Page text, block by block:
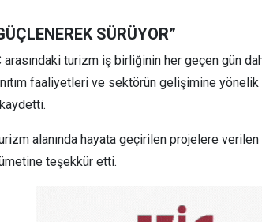
SÜRÜYOR”
arasındaki turizm iş birliğinin her geçen gün
faaliyetleri ve sektörün gelişimine yönelik
alanında hayata geçirilen projelere
teşekkür etti.